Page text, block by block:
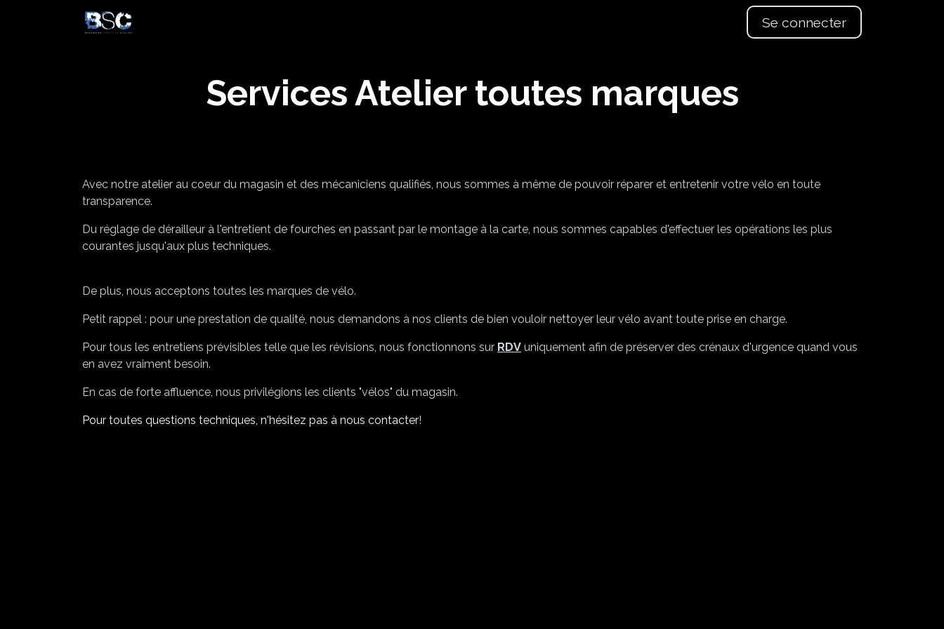
Les nouveautés Sorties et évènements
Se connecter
Services Atelier toutes marques
Avec notre atelier au coeur du magasin et des mécaniciens qualifiés, nous sommes à même de pouvoir réparer et entretenir votre vélo en toute
transparence.
Du réglage de dérailleur à l'entretient de fourches en passant par le montage à la carte, nous sommes capables d'effectuer les opérations les plus
courantes jusqu'aux plus techniques.
De plus, nous acceptons toutes les marques de vélo.
Petit rappel : pour une prestation de qualité, nous demandons à nos clients de bien vouloir nettoyer leur vélo avant toute prise en charge.
Pour tous les entretiens prévisibles telle que les révisions, nous fonctionnons sur RDV uniquement afin de préserver des crénaux d'urgence quand vous
en avez vraiment besoin.
En cas de forte affluence, nous privilégions les clients "vélos" du magasin.
Pour toutes questions techniques, n'hésitez pas à nous contacter!